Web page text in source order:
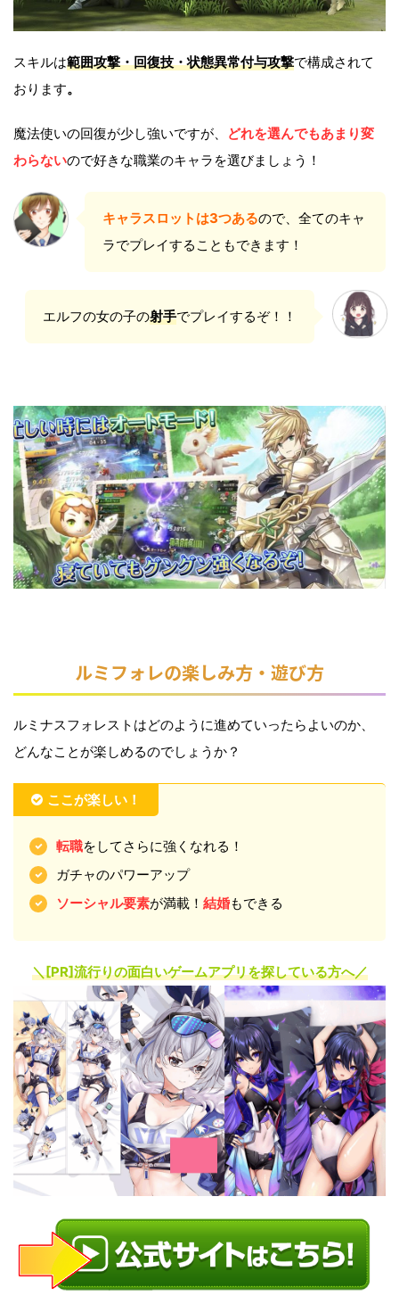
スキルは範囲攻撃・回復技・状態異常付与攻撃で構成されて
おります。
魔法使いの回復が少し強いですが、
どれを選んでもあまり変
わらないので好きな職業のキャラを選びましょう！
キャラスロットは3つあるので、全てのキャ
ラでプレイすることもできます！
エルフの女の子の射手でプレイするぞ！！
ルミフォレの楽しみ方・遊び方
ルミナスフォレストはどのように進めていったらよいのか、
どんなことが楽しめるのでしょうか？
ここが楽しい！
転職をしてさらに強くなれる！
ガチャのパワーアップ
ソーシャル要素が満載！ 結婚もできる
＼[PR]流行りの面白いゲームアプリを探している方へ／